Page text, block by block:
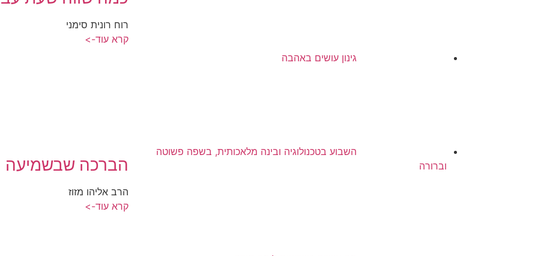
גינון עושים באהבה
השבוע בטכנולוגיה ובינה מלאכותית, בשפה פשוטה
וברורה
רוח רונית סימני
קרא עוד->
הברכה שבשמיעה
הרב אליהו מזוז
קרא עוד->